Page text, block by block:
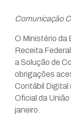
Comunicação
O Ministério da
Receita
a Solução de
obrigações
Contábil Digital
Oficial da
janeiro.